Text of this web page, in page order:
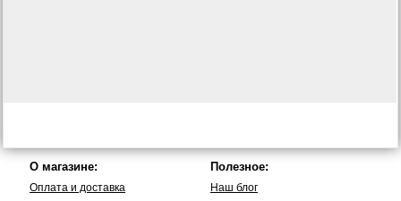
О магазине:
Оплата и доставка
Полезное:
Наш блог